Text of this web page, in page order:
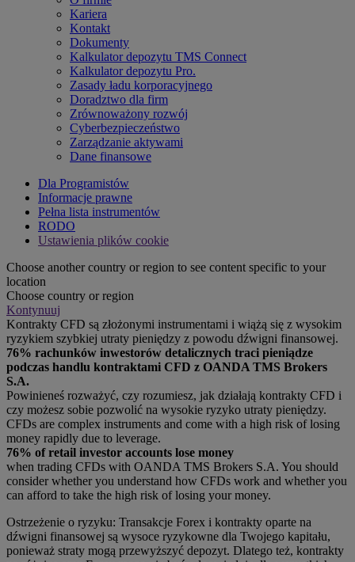
Kariera
Kontakt
Dokumenty
Kalkulator depozytu TMS Connect
Kalkulator depozytu Pro.
Zasady ładu korporacyjnego
Doradztwo dla firm
Zrównoważony rozwój
Cyberbezpieczeństwo
Zarządzanie aktywami
Dane finansowe
Dla Programistów
Informacje prawne
Pełna lista instrumentów
RODO
Ustawienia plików cookie
Choose another country or region to see content specific to your
location
Choose country or region
Kontynuuj
Kontrakty CFD są złożonymi instrumentami i wiążą się z wysokim
ryzykiem szybkiej utraty pieniędzy z powodu dźwigni finansowej.
76% rachunków inwestorów detalicznych traci pieniądze
podczas handlu kontraktami CFD z OANDA TMS Brokers
S.A.
Powinieneś rozważyć, czy rozumiesz, jak działają kontrakty CFD i
czy możesz sobie pozwolić na wysokie ryzyko utraty pieniędzy.
CFDs are complex instruments and come with a high risk of losing
money rapidly due to leverage.
76% of retail investor accounts lose money
when trading CFDs with OANDA TMS Brokers S.A. You should
consider whether you understand how CFDs work and whether you
can afford to take the high risk of losing your money.
Ostrzeżenie o ryzyku: Transakcje Forex i kontrakty oparte na
dźwigni finansowej są wysoce ryzykowne dla Twojego kapitału,
ponieważ straty mogą przewyższyć depozyt. Dlatego też, kontrakty